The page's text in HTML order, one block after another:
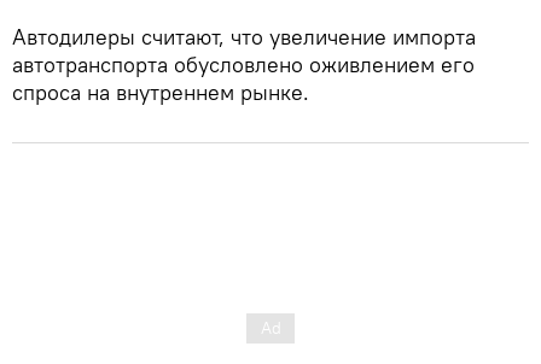
Автодилеры считают, что увеличение импорта
автотранспорта обусловлено оживлением его
спроса на внутреннем рынке.